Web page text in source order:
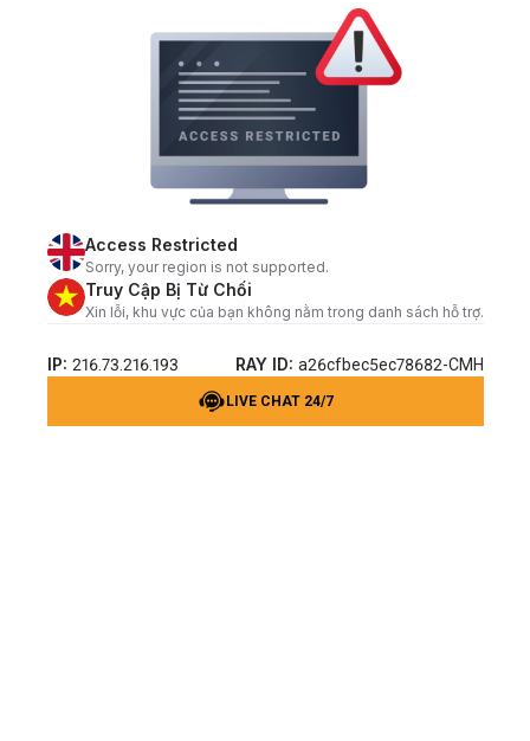
Access Restricted
Sorry, your region is not supported.
Truy Cập Bị Từ Chối
Xin lỗi, khu vực của bạn không nằm trong danh sách hỗ trợ.
IP: 216.73.216.193 RAY ID: a26cfbec5ec78682-CMH
LIVE CHAT 24/7